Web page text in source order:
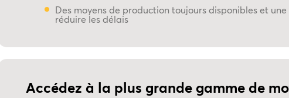
Des moyens de production toujours disponibles et
réduire les délais
Accédez à la plus grande gamme de